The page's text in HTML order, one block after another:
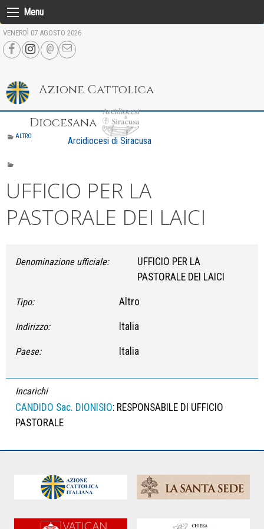
Skip
to
content
Menu
VENERDÌ 07 AGOSTO 2026
Azione Cattolica
Diocesana
Arcidiocesi di Siracusa
ALTRO
UFFICIO PER LA
PASTORALE DEI LAICI
Denominazione ufficiale:
UFFICIO PER LA
PASTORALE DEI LAICI
Tipo: Altro
Indirizzo: Italia
Paese: Italia
Incarichi
CANDIDO Sac. DIONISIO: RESPONSABILE DI UFFICIO
PASTORALE